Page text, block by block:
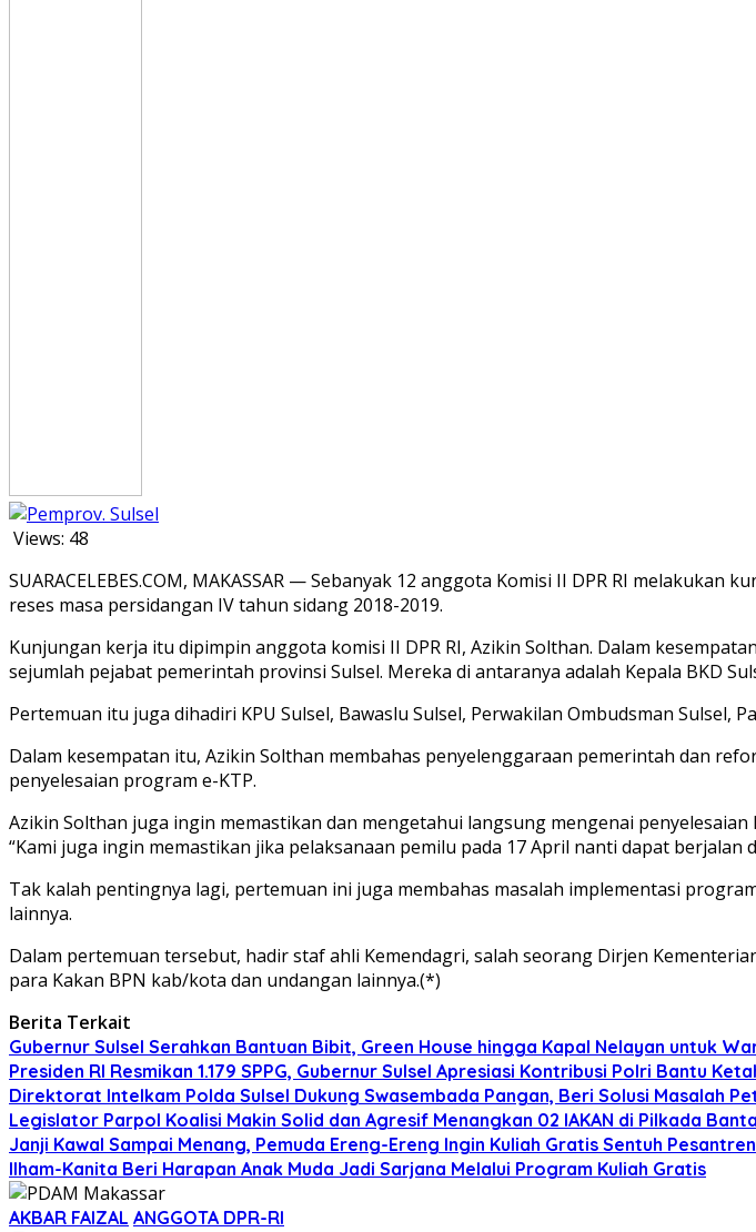
Views: 48
SUARACELEBES.COM, MAKASSAR — Sebanyak 12 anggota Komisi II DPR RI
reses masa persidangan IV tahun sidang 2018-2019.
Kunjungan kerja itu dipimpin anggota komisi II DPR RI, Azikin Solthan. Dalam
sejumlah pejabat pemerintah provinsi Sulsel. Mereka di antaranya adalah Kepala BKD
Pertemuan itu juga dihadiri KPU Sulsel, Bawaslu Sulsel, Perwakilan Ombudsman Sulsel,
Dalam kesempatan itu, Azikin Solthan membahas penyelenggaraan pemerintah dan
penyelesaian program e-KTP.
Azikin Solthan juga ingin memastikan dan mengetahui langsung mengenai
“Kami juga ingin memastikan jika pelaksanaan pemilu pada 17 April nanti dapat berjalan
Tak kalah pentingnya lagi, pertemuan ini juga membahas masalah implementasi
lainnya.
Dalam pertemuan tersebut, hadir staf ahli Kemendagri, salah seorang Dirjen
para Kakan BPN kab/kota dan undangan lainnya.(*)
Berita Terkait
Gubernur Sulsel Serahkan Bantuan Bibit, Green House hingga Kapal Nelayan untuk
Presiden RI Resmikan 1.179 SPPG, Gubernur Sulsel Apresiasi Kontribusi Polri Bantu
Direktorat Intelkam Polda Sulsel Dukung Swasembada Pangan, Beri Solusi Masalah
Legislator Parpol Koalisi Makin Solid dan Agresif Menangkan 02 IAKAN di Pilkada
Janji Kawal Sampai Menang, Pemuda Ereng-Ereng Ingin Kuliah Gratis Sentuh Pesantren
Ilham-Kanita Beri Harapan Anak Muda Jadi Sarjana Melalui Program Kuliah Gratis
AKBAR FAIZAL ANGGOTA DPR-RI